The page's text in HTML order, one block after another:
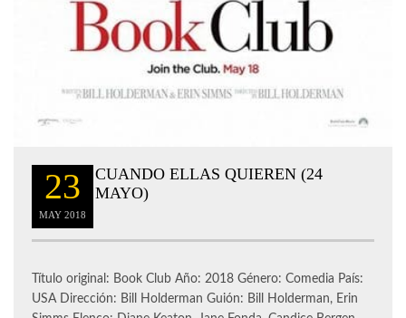
23
MAY 2018
CUANDO ELLAS QUIEREN (24
MAYO)
Título original: Book Club Año: 2018 Género: Comedia País:
USA Dirección: Bill Holderman Guión: Bill Holderman, Erin